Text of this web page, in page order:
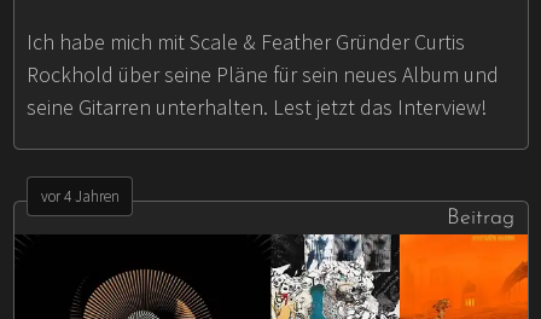
Ich habe mich mit Scale & Feather Gründer Curtis
Rockhold über seine Pläne für sein neues Album und
seine Gitarren unterhalten. Lest jetzt das Interview!
vor 4 Jahren
Beitrag